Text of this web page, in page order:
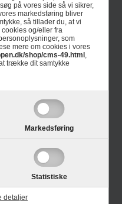
på vores side så vi sikrer,
markedsføring bliver
så tillader du, at vi
og/eller fra
som
mere om cookies i vores
shop/cms-49.html
trække dit samtykke
Markedsføring
Statistiske
detaljer